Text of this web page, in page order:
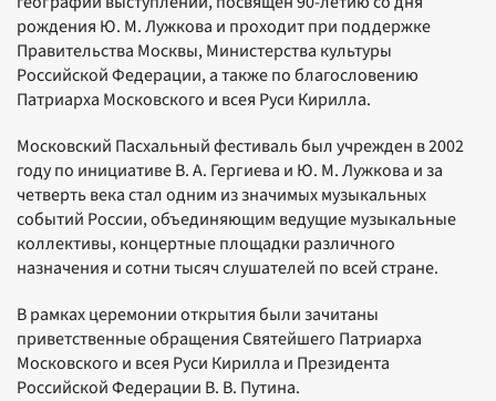
рождения Ю. М. Лужкова и проходит при поддержке
Правительства Москвы, Министерства культуры
Российской Федерации, а также по благословению
Патриарха Московского и всея Руси Кирилла.
Московский Пасхальный фестиваль был учрежден в 2002
году по инициативе В. А. Гергиева и Ю. М. Лужкова и за
четверть века стал одним из значимых музыкальных
событий России, объединяющим ведущие музыкальные
коллективы, концертные площадки различного
назначения и сотни тысяч слушателей по всей стране.
В рамках церемонии открытия были зачитаны
приветственные обращения Святейшего Патриарха
Московского и всея Руси Кирилла и Президента
Российской Федерации В. В. Путина.